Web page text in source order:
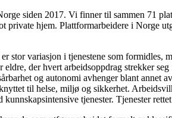
siden 2017. Vi finner til sammen 71
private hjem. Plattformarbeidere i Norge
stor variasjon i tjenestene som formidles,
der hvert arbeidsoppdrag strekker
og autonomi avhenger blant annet
til helse, miljø og sikkerhet.
tjenester. Tjenester